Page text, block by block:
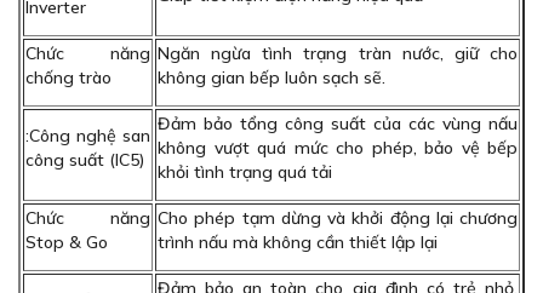
Inverter
Chức năng
chống trào
Ngăn ngừa tình trạng tràn nước, giữ cho
không gian bếp luôn sạch sẽ.
:Công nghệ san
công suất (IC5)
Đảm bảo tổng công suất của các vùng nấu
không vượt quá mức cho phép, bảo vệ bếp
khỏi tình trạng quá tải
Chức năng
Stop & Go
Cho phép tạm dừng và khởi động lại chương
trình nấu mà không cần thiết lập lại
Đảm bảo an toàn cho gia đình có trẻ nhỏ,